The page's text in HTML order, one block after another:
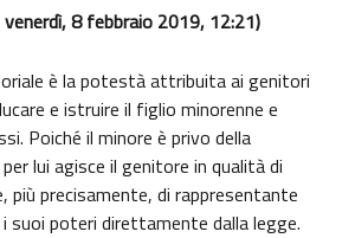
8 febbraio 2019, 12:21)
è la potestà attribuita ai genitori
e istruire il figlio minorenne e
Poiché il minore è privo della
lui agisce il genitore in qualità di
più precisamente, di rappresentante
suoi poteri direttamente dalla legge.